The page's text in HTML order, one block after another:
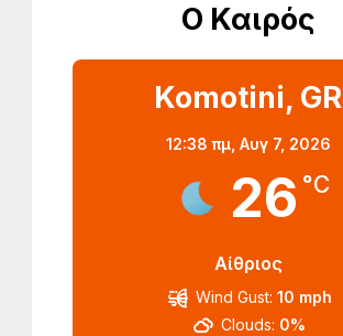
Ο Καιρός
Komotini, GR
12:38 πμ, Αυγ 7, 2026
26 °C
Αίθριος
Wind Gust: 10 mph
Clouds: 0%